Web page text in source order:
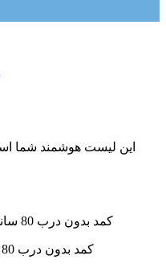
این لیست هوشمند شما
کمد بدون درب 80 سانتی نوک مدادی – رگال و طبقه